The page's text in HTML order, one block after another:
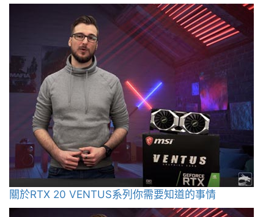
關於RTX 20 VENTUS系列你需要知道的事情